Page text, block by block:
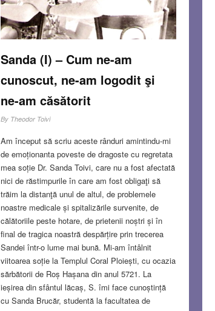
Sanda (I) – Cum ne-am
cunoscut, ne-am logodit şi
ne-am căsătorit
By Theodor Toivi
Am început să scriu aceste rânduri amintindu-mi
de emoționanta poveste de dragoste cu regretata
mea soție Dr. Sanda Toivi, care nu a fost afectată
nici de răstimpurile în care am fost obligaţi să
trăim la distanţă unul de altul, de problemele
noastre medicale și spitalizările survenite, de
călătoriile peste hotare, de prietenii noștri și în
final de tragica noastră despărțire prin trecerea
Sandei într-o lume mai bună. Mi-am întâlnit
viitoarea soție la Templul Coral Ploiești, cu ocazia
sărbătorii de Roș Hașana din anul 5721. La
ieșirea din sfântul lăcaș, S. îmi face cunoștință
cu Sanda Brucăr, studentă la facultatea de